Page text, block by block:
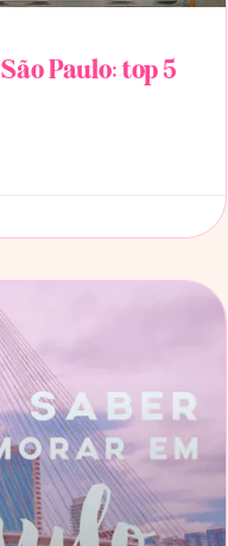
Paulo: top 5